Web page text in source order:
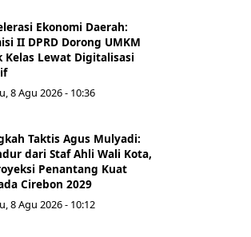
Ekonomi Daerah:
II DPRD Dorong UMKM
Kelas Lewat Digitalisasi
8 Agu 2026 - 10:36
Taktis Agus Mulyadi:
dari Staf Ahli Wali Kota,
Penantang Kuat
Cirebon 2029
8 Agu 2026 - 10:12